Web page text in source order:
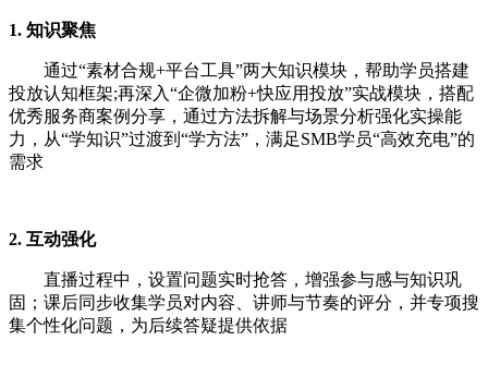
1. 知识聚焦
通过“素材合规+平台工具”两大知识模块，帮助学员搭建
投放认知框架;再深入“企微加粉+快应用投放”实战模块，搭配
优秀服务商案例分享，通过方法拆解与场景分析强化实操能
力，从“学知识”过渡到“学方法”，满足SMB学员“高效充电”的
需求
2. 互动强化
直播过程中，设置问题实时抢答，增强参与感与知识巩
固；课后同步收集学员对内容、讲师与节奏的评分，并专项搜
集个性化问题，为后续答疑提供依据